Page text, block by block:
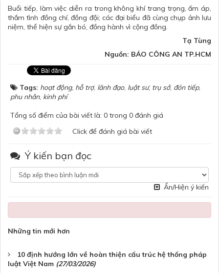
Buổi tiếp, làm việc diễn ra trong không khí trang trọng, ấm áp,
thắm tình đồng chí, đồng đội; các đại biểu đã cùng chụp ảnh lưu
niệm, thể hiện sự gắn bó, đồng hành vì cộng đồng.
Tạ Tùng
Nguồn: BÁO CÔNG AN TP.HCM
Tags: hoạt động, hỗ trợ, lãnh đạo, luật sư, trụ sở, đón tiếp,
phu nhân, kinh phí
Tổng số điểm của bài viết là: 0 trong 0 đánh giá
Click để đánh giá bài viết
Ý kiến bạn đọc
Ẩn/Hiện ý kiến
Những tin mới hơn
10 định hướng lớn về hoàn thiện cấu trúc hệ thống pháp
luật Việt Nam (27/03/2026)